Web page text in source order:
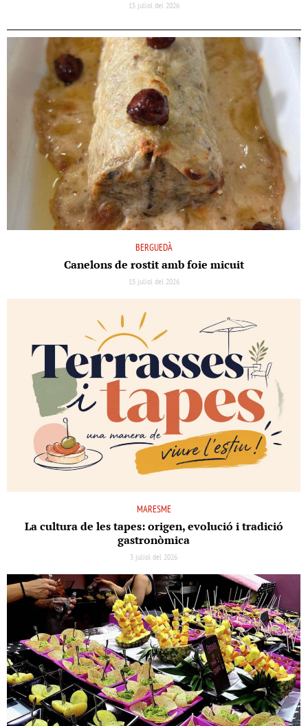
15 juliol del 2026
BERGUEDÀ
Canelons de rostit amb foie micuit
15 juliol del 2026
MARESME
La cultura de les tapes: origen, evolució i tradició
gastronòmica
3 juliol del 2026